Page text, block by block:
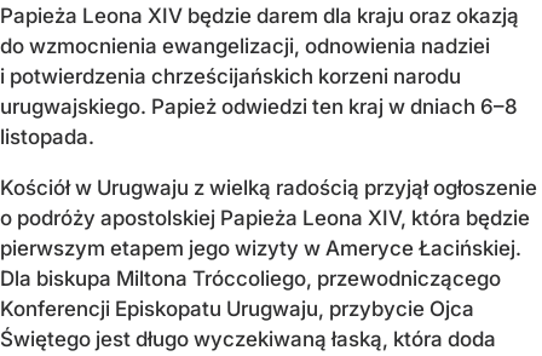
Papieża Leona XIV będzie darem dla kraju oraz okazją
do wzmocnienia ewangelizacji, odnowienia nadziei
i potwierdzenia chrześcijańskich korzeni narodu
urugwajskiego. Papież odwiedzi ten kraj w dniach 6–8
listopada.
Kościół w Urugwaju z wielką radością przyjął ogłoszenie
o podróży apostolskiej Papieża Leona XIV, która będzie
pierwszym etapem jego wizyty w Ameryce Łacińskiej.
Dla biskupa Miltona Tróccoliego, przewodniczącego
Konferencji Episkopatu Urugwaju, przybycie Ojca
Świętego jest długo wyczekiwaną łaską, która doda